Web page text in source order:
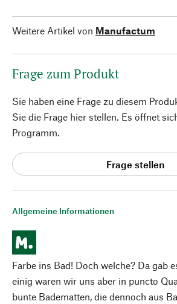
Allgemeine Informationen
Farbe ins Bad! Doch welche? Da gab
einig waren wir uns aber in puncto
bunte Badematten, die dennoch aus
Weitere Artikel von Manufactum
Frage zum Produkt
Sie haben eine Frage zu diesem
Sie die Frage hier stellen. Es öffnet
Programm.
Frage stellen